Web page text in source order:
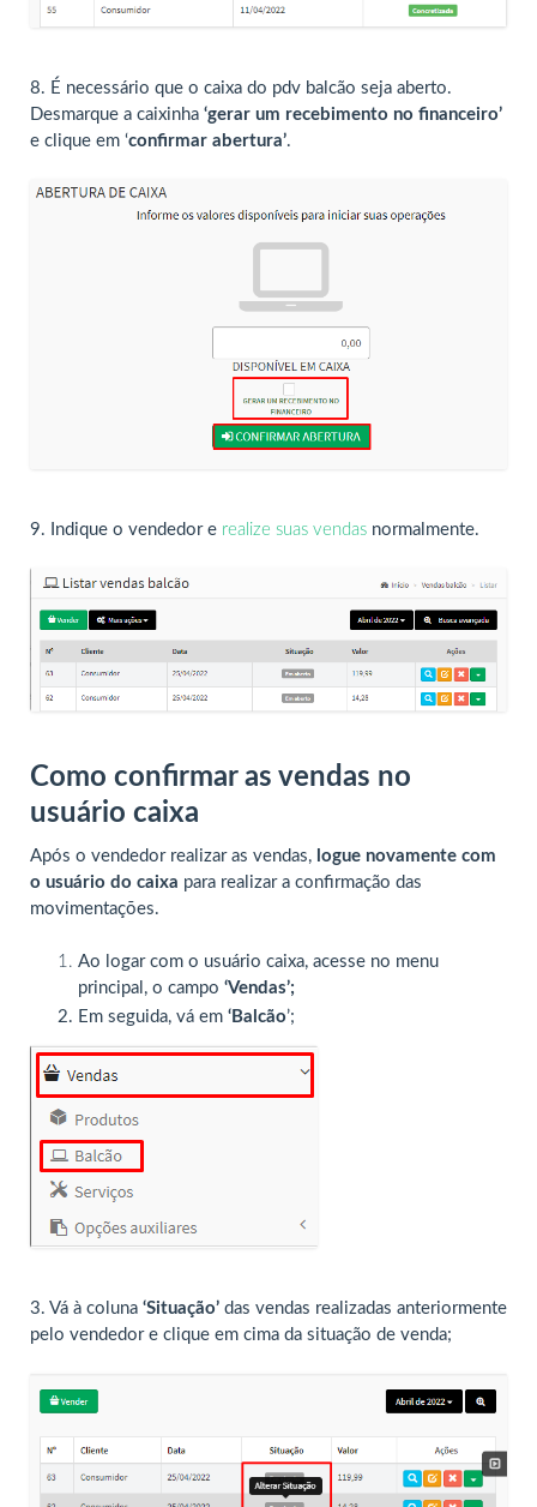
8. É necessário que o caixa do pdv balcão seja aberto.
Desmarque a caixinha ‘gerar um recebimento no financeiro’
e clique em ‘confirmar abertura’.
9. Indique o vendedor e realize suas vendas normalmente.
Como confirmar as vendas no
usuário caixa
Após o vendedor realizar as vendas, logue novamente com
o usuário do caixa para realizar a confirmação das
movimentações.
Ao logar com o usuário caixa, acesse no menu
principal, o campo ‘Vendas’;
Em seguida, vá em ‘Balcão’;
3. Vá à coluna ‘Situação’ das vendas realizadas anteriormente
pelo vendedor e clique em cima da situação de venda;